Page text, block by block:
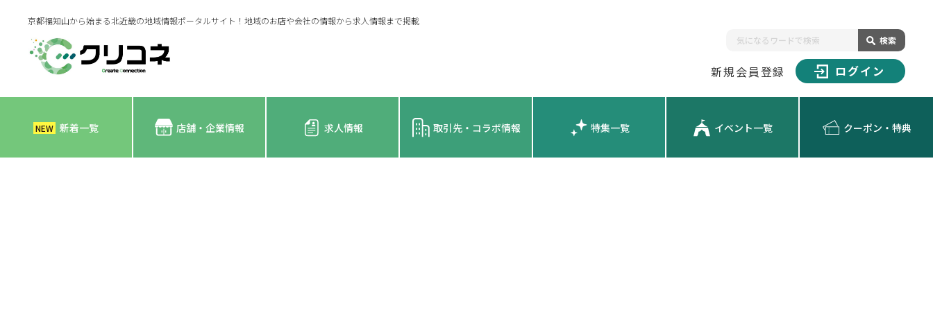
京都福知山から始まる北近畿の地域情報ポータルサイト！地域のお店や会社の情報から求人情報まで掲載
検索
新規会員登録 ログイン
NEW 新着一覧 店舗・企業情報 求人情報 取引先・コラボ情報 特集一覧 イベント一覧 クーポン・特典